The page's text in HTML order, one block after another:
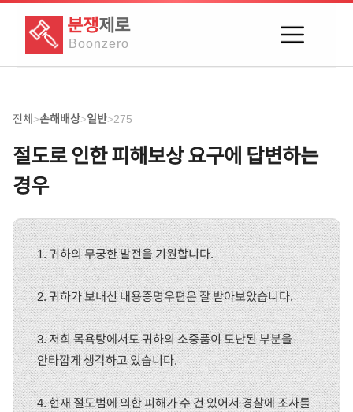
분쟁제로
Boonzero
전체>손해배상>일반>275
절도로 인한 피해보상 요구에 답변하는
경우
1. 귀하의 무궁한 발전을 기원합니다.
2. 귀하가 보내신 내용증명우편은 잘 받아보았습니다.
3. 저희 목욕탕에서도 귀하의 소중품이 도난된 부분을
안타깝게 생각하고 있습니다.
4. 현재 절도범에 의한 피해가 수 건 있어서 경찰에 조사를